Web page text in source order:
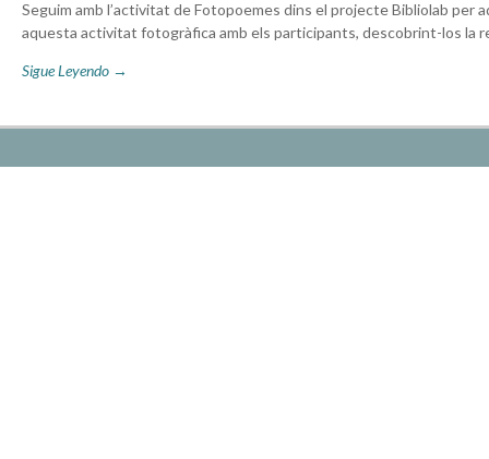
Seguim amb l’activitat de Fotopoemes dins el projecte Bibliolab per
aquesta activitat fotogràfica amb els participants, descobrint-los la
Sigue Leyendo →